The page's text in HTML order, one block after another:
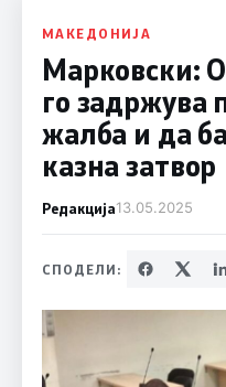
целина
МАКЕДОНИЈА
Марковски:
го задржува
жалба и да
казна затвор
Редакција13.05.2025
СПОДЕЛИ: